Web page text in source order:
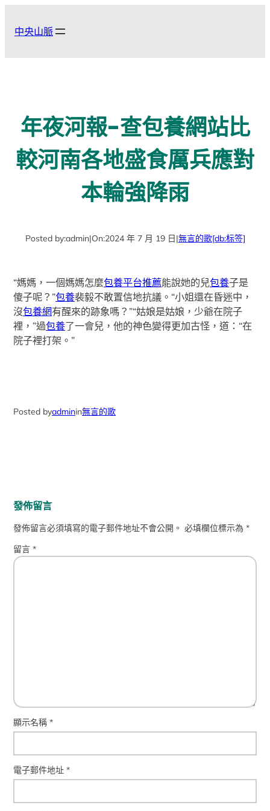
中央山脈
年夜河報-查包養網站比
較河南各地盛食厲兵應對
本輪強降雨
Posted by:admin|On:2024 年 7 月 19 日|無言的歌[db:标签]
“媽媽，一個媽媽怎麼包養平台推薦能說她的兒包養子是
傻子呢？”包養裴毅不敢置信地抗議。“小姐還在昏迷中，
沒包養網有醒來的跡象嗎？”“姑娘是姑娘，少爺在院子
裡，”過包養了一會兒，他的神色變得更加古怪，道：“在
院子裡打架。”
Posted byadminin無言的歌
發佈留言
發佈留言必須填寫的電子郵件地址不會公開。 必填欄位標示為*
留言*
顯示名稱*
電子郵件地址*